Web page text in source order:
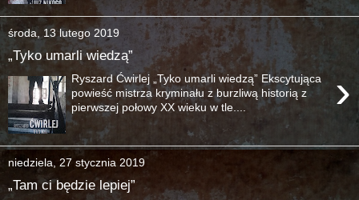
środa, 13 lutego 2019
„Tyko umarli wiedzą”
›
Ryszard Ćwirlej „Tyko umarli wiedzą” Ekscytująca
powieść mistrza kryminału z burzliwą historią z
pierwszej połowy XX wieku w tle....
niedziela, 27 stycznia 2019
„Tam ci będzie lepiej”